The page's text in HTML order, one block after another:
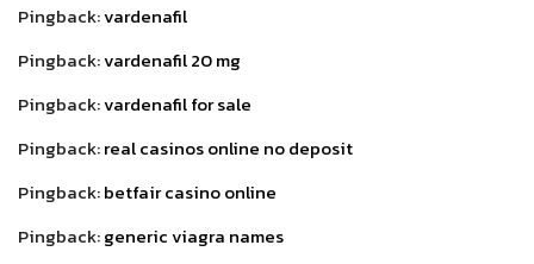
Pingback:vardenafil
Pingback:vardenafil 20 mg
Pingback:vardenafil for sale
Pingback:real casinos online no deposit
Pingback:betfair casino online
Pingback:generic viagra names